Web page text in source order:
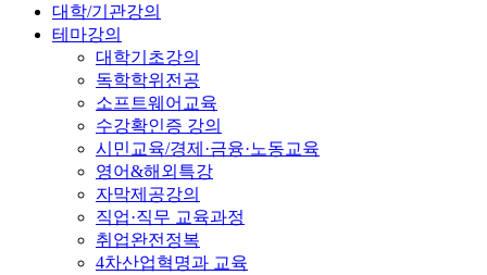
대학/기관강의
테마강의
대학기초강의
독학학위전공
소프트웨어교육
수강확인증 강의
시민교육/경제·금융·노동교육
영어&해외특강
자막제공강의
직업·직무 교육과정
취업완전정복
4차산업혁명과 교육